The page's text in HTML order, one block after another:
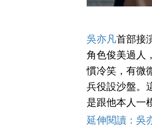
吳亦凡首部接
角色俊美過人
慣冷笑，有微
兵役設沙盤。
是跟他本人一
延伸閱讀：吳